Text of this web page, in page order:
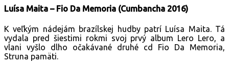
Luísa Maita – Fio Da Memoria (Cumbancha 2016)
K veľkým nádejám brazílskej hudby patrí Luísa Maita. Tá
vydala pred šiestimi rokmi svoj prvý album Lero Lero, a
vlani vyšlo dlho očakávané druhé cd Fio Da Memoria,
Struna pamäti.